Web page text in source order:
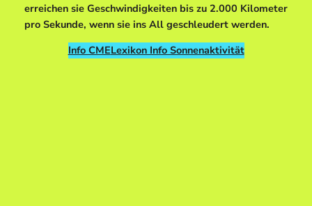
erreichen sie Geschwindigkeiten bis zu 2.000 Kilometer
pro Sekunde, wenn sie ins All geschleudert werden.
Info CMELexikon Info Sonnenaktivität